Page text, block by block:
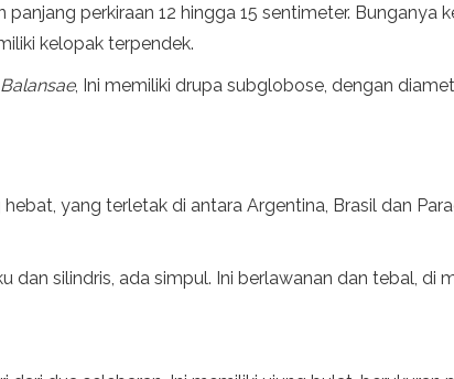
perkiraan 12 hingga 15 sentimeter. Bunganya
kelopak terpendek.
, Ini memiliki drupa subglobose, dengan
yang terletak di antara Argentina, Brasil dan
dan silindris, ada simpul. Ini berlawanan dan tebal, di